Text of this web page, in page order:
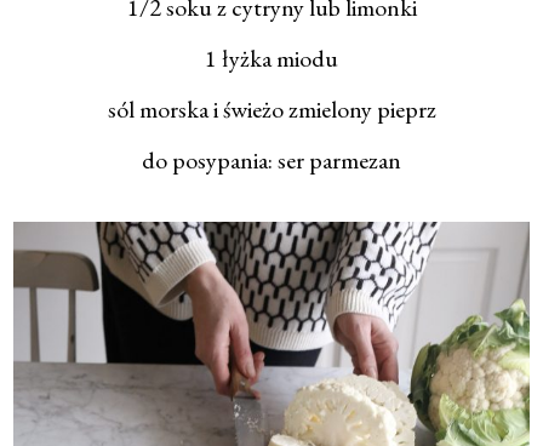
1/2 soku z cytryny lub limonki
1 łyżka miodu
sól morska i świeżo zmielony pieprz
do posypania: ser parmezan